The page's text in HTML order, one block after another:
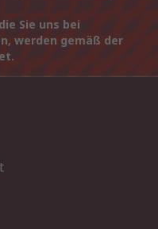
Sie uns bei
werden gemäß der